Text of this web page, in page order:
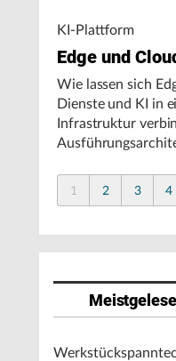
KI-Plattform
Edge und
Wie lassen sich
Dienste und KI in
Infrastruktur
vereinfachen und
Fertigungsbetrieb
1 2 3 4